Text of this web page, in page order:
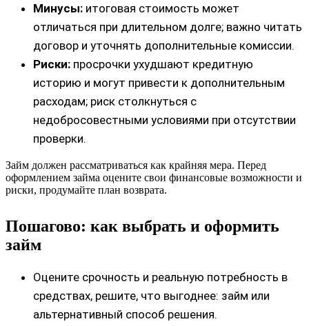
Минусы: итоговая стоимость может
отличаться при длительном долге; важно читать
договор и уточнять дополнительные комиссии.
Риски: просрочки ухудшают кредитную
историю и могут привести к дополнительным
расходам; риск столкнуться с
недобросовестными условиями при отсутствии
проверки.
Займ должен рассматриваться как крайняя мера. Перед
оформлением займa оцените свои финансовые возможности и
риски, продумайте план возврата.
Пошагово: как выбрать и оформить
займ
Оцените срочность и реальную потребность в
средствах, решите, что выгоднее: займ или
альтернативный способ решения.